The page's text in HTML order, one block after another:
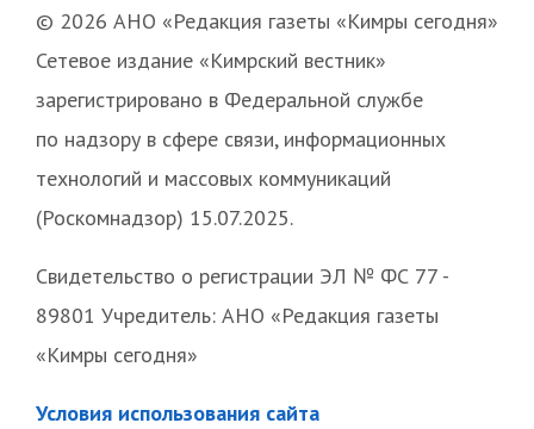
© 2026 АНО «Редакция газеты «Кимры сегодня»
Сетевое издание «Кимрский вестник»
зарегистрировано в Федеральной службе
по надзору в сфере связи, информационных
технологий и массовых коммуникаций
(Роскомнадзор) 15.07.2025.
Свидетельство о регистрации ЭЛ № ФС 77 -
89801 Учредитель: АНО «Редакция газеты
«Кимры сегодня»
Условия использования сайта